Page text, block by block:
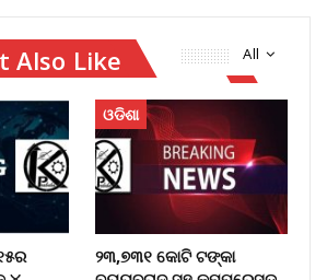
All
Also Like
ଓଡିଶା
୨୩,୭୩୧ କୋଟି ଟଙ୍କା